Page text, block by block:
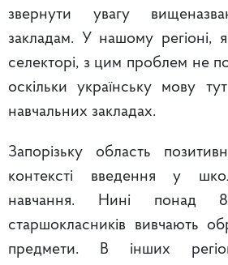
звернути увагу
закладам. У нашому регіоні,
селекторі, з цим проблем не
оскільки українську мову
навчальних закладах.
Запорізьку область
контексті введення у
навчання. Нині понад
старшокласників вивчають
предмети. В інших